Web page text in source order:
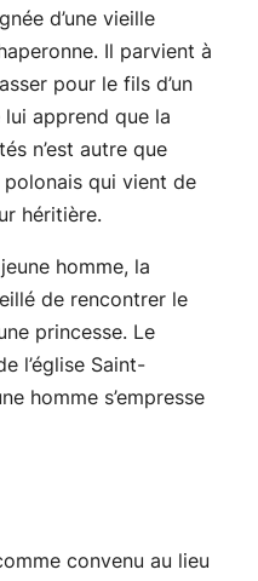
d’une vieille
Il parvient à
pour le fils d’un
apprend que la
n’est autre que
polonais qui vient de
héritière.
homme, la
de rencontrer le
princesse. Le
l’église Saint-
homme s’empresse
convenu au lieu